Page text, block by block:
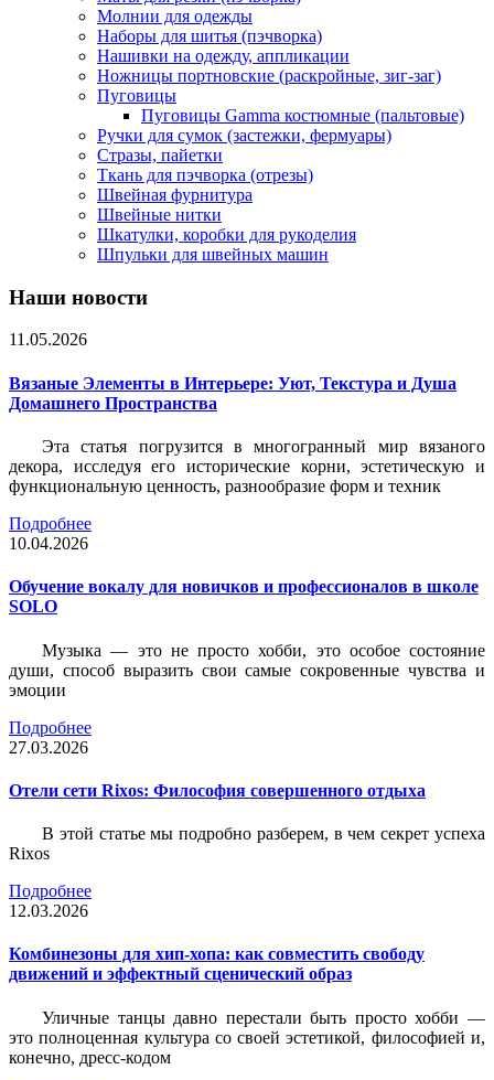
Молнии для одежды
Наборы для шитья (пэчворка)
Нашивки на одежду, аппликации
Ножницы портновские (раскройные, зиг-заг)
Пуговицы
Пуговицы Gamma костюмные (пальтовые)
Ручки для сумок (застежки, фермуары)
Стразы, пайетки
Ткань для пэчворка (отрезы)
Швейная фурнитура
Швейные нитки
Шкатулки, коробки для рукоделия
Шпульки для швейных машин
Наши новости
11.05.2026
Вязаные Элементы в Интерьере: Уют, Текстура и Душа
Домашнего Пространства
Эта статья погрузится в многогранный мир вязаного
декора, исследуя его исторические корни, эстетическую и
функциональную ценность, разнообразие форм и техник
Подробнее
10.04.2026
Обучение вокалу для новичков и профессионалов в школе
SOLO
Музыка — это не просто хобби, это особое состояние
души, способ выразить свои самые сокровенные чувства и
эмоции
Подробнее
27.03.2026
Отели сети Rixos: Философия совершенного отдыха
В этой статье мы подробно разберем, в чем секрет успеха
Rixos
Подробнее
12.03.2026
Комбинезоны для хип-хопа: как совместить свободу
движений и эффектный сценический образ
Уличные танцы давно перестали быть просто хобби —
это полноценная культура со своей эстетикой, философией и,
конечно, дресс-кодом